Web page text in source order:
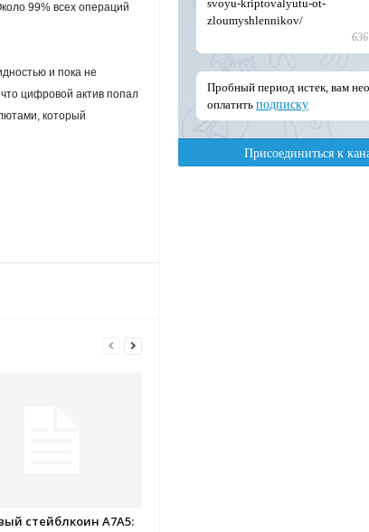
99% всех операций
и пока не
цифровой актив попал
который
стейблкоин A7A5: